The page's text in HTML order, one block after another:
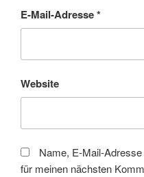
E-Mail-Adresse*
Website
Name, E-Mail-
für meinen nächsten